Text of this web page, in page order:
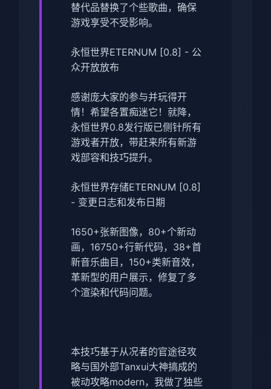
替代品替换了个些歌曲，确保
游戏享受不受影响。
永恒世界ETERNUM [0.8] - 公
众开放放布
感谢庞大家的参与并玩得开
情！希望各置痴迷它！就降，
永恒世界0.8发行版已侧针所有
游戏者开放，带赶来所有新游
戏部容和技巧提升。
永恒世界存储ETERNUM [0.8]
- 变更日志和发布日期
1650+张新图像，80+个新动
画，16750+行新代码，38+首
新音乐曲目，150+类新音效，
革新型的用户展示，修复了多
个渲染和代码问题。
本技巧基于从况者的官途径攻
略与国外部Tanxui大神搞成的
被动攻略modern，我做了独些